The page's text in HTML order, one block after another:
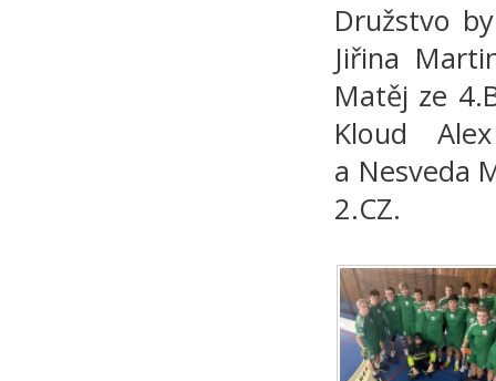
Družstvo
Jiřina
Matěj ze
Kloud
a Nesveda
2.CZ.